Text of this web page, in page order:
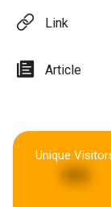
Link
Article
Unique